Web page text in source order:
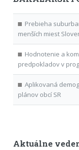
Prebieha
menších miest
Hodnotenie a
predpokladov v
Aplikovaná
plánov obcí SR
Aktuálne